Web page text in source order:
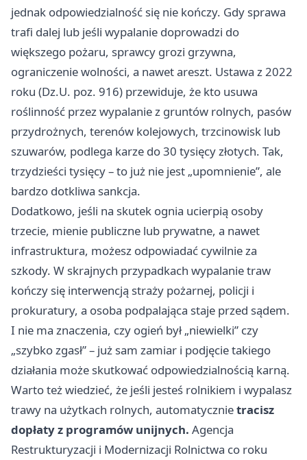
jednak odpowiedzialność się nie kończy. Gdy sprawa
trafi dalej lub jeśli wypalanie doprowadzi do
większego pożaru, sprawcy grozi grzywna,
ograniczenie wolności, a nawet areszt. Ustawa z 2022
roku (Dz.U. poz. 916) przewiduje, że kto usuwa
roślinność przez wypalanie z gruntów rolnych, pasów
przydrożnych, terenów kolejowych, trzcinowisk lub
szuwarów, podlega karze do 30 tysięcy złotych. Tak,
trzydzieści tysięcy – to już nie jest „upomnienie”, ale
bardzo dotkliwa sankcja.
Dodatkowo, jeśli na skutek ognia ucierpią osoby
trzecie, mienie publiczne lub prywatne, a nawet
infrastruktura, możesz odpowiadać cywilnie za
szkody. W skrajnych przypadkach wypalanie traw
kończy się interwencją straży pożarnej, policji i
prokuratury, a osoba podpalająca staje przed sądem.
I nie ma znaczenia, czy ogień był „niewielki” czy
„szybko zgasł” – już sam zamiar i podjęcie takiego
działania może skutkować odpowiedzialnością karną.
Warto też wiedzieć, że jeśli jesteś rolnikiem i wypalasz
trawy na użytkach rolnych, automatycznietracisz
dopłaty z programów unijnych. Agencja
Restrukturyzacji i Modernizacji Rolnictwa co roku